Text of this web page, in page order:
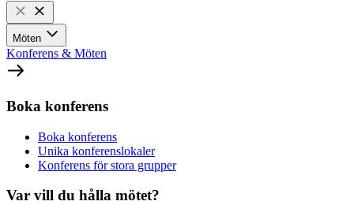
Möten
Konferens & Möten
Boka konferens
Boka konferens
Unika konferenslokaler
Konferens för stora grupper
Var vill du hålla mötet?